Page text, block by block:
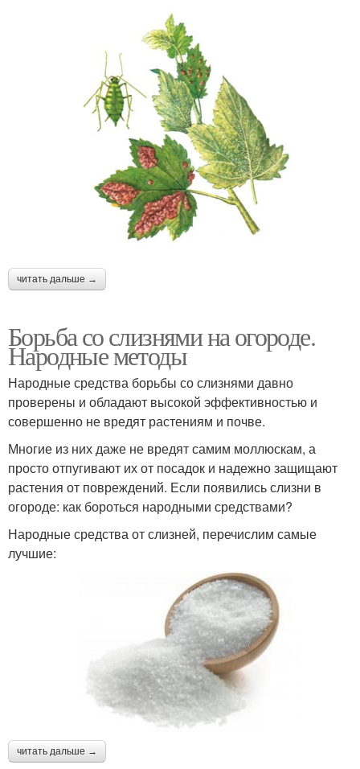
читать дальше →
Борьба со слизнями на огороде.
Народные методы
Народные средства борьбы со слизнями давно
проверены и обладают высокой эффективностью и
совершенно не вредят растениям и почве.
Многие из них даже не вредят самим моллюскам, а
просто отпугивают их от посадок и надежно защищают
растения от повреждений. Если появились слизни в
огороде: как бороться народными средствами?
Народные средства от слизней, перечислим самые
лучшие:
читать дальше →